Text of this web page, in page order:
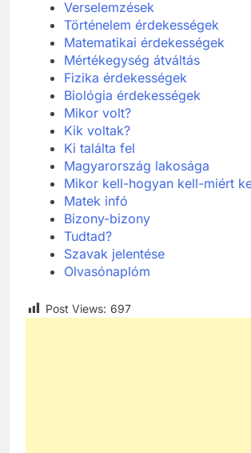
Verselemzések
Történelem érdekességek
Matematikai érdekességek
Mértékegység átváltás
Fizika érdekességek
Biológia érdekességek
Mikor volt?
Kik voltak?
Ki találta fel
Magyarország lakosága
Mikor kell-hogyan kell-miért
Matek infó
Bizony-bizony
Tudtad?
Szavak jelentése
Olvasónaplóm
Post Views: 697